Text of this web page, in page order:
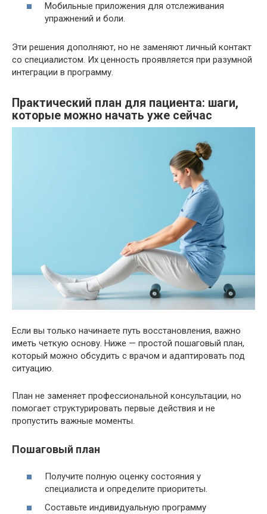
Мобильные приложения для отслеживания
упражнений и боли.
Эти решения дополняют, но не заменяют личный контакт
со специалистом. Их ценность проявляется при разумной
интеграции в программу.
Практический план для пациента: шаги,
которые можно начать уже сейчас
Если вы только начинаете путь восстановления, важно
иметь четкую основу. Ниже — простой пошаговый план,
который можно обсудить с врачом и адаптировать под
ситуацию.
План не заменяет профессиональной консультации, но
помогает структурировать первые действия и не
пропустить важные моменты.
Пошаговый план
Получите полную оценку состояния у
специалиста и определите приоритеты.
Составьте индивидуальную программу